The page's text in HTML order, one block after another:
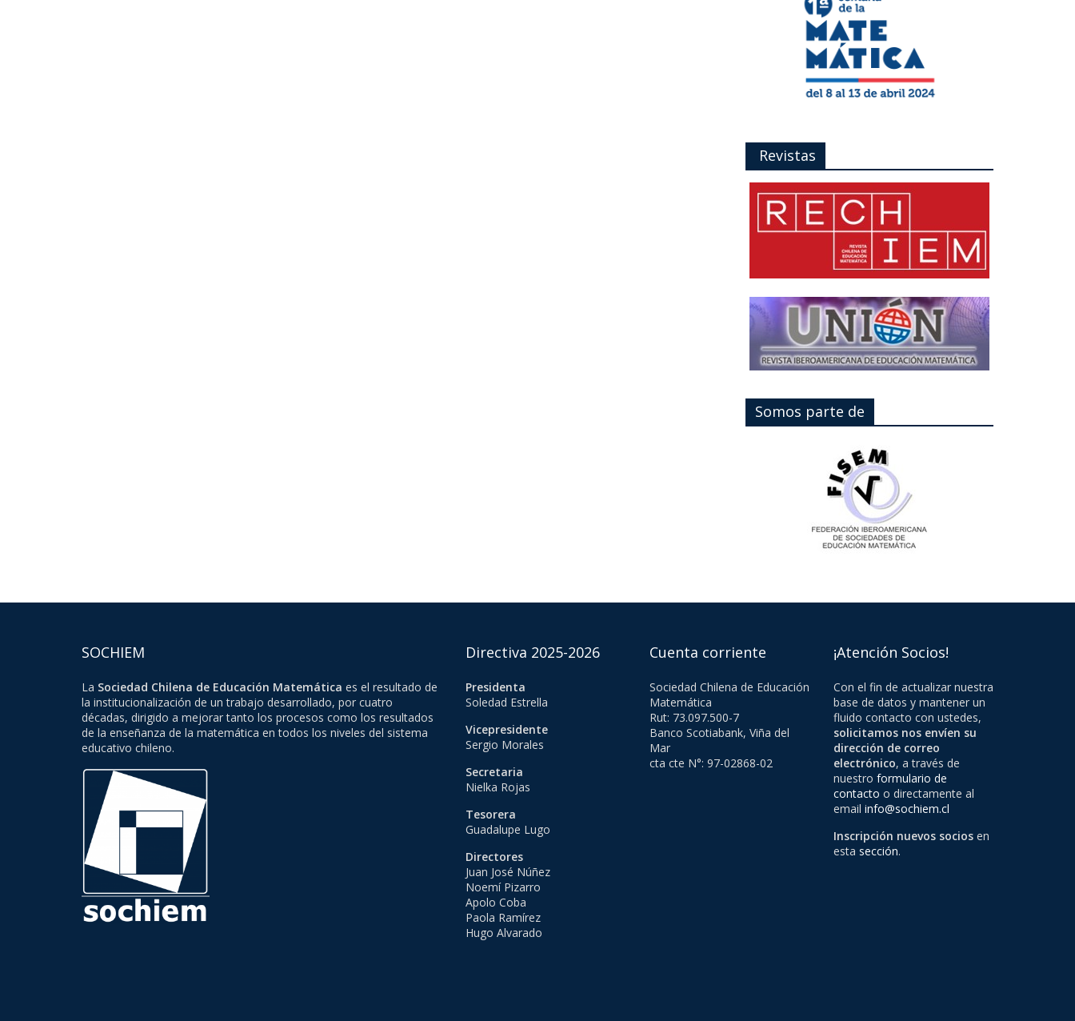
Revistas
Somos parte de
SOCHIEM
La Sociedad Chilena de Educación Matemática es el resultado de
la institucionalización de un trabajo desarrollado, por cuatro
décadas, dirigido a mejorar tanto los procesos como los resultados
de la enseñanza de la matemática en todos los niveles del sistema
educativo chileno.
Directiva 2025-2026
Presidenta
Soledad Estrella
Vicepresidente
Sergio Morales
Secretaria
Nielka Rojas
Tesorera
Guadalupe Lugo
Directores
Juan José Núñez
Noemí Pizarro
Apolo Coba
Paola Ramírez
Hugo Alvarado
Cuenta corriente
Sociedad Chilena de Educación
Matemática
Rut: 73.097.500-7
Banco Scotiabank, Viña del
Mar
cta cte N°: 97-02868-02
¡Atención Socios!
Con el fin de actualizar nuestra
base de datos y mantener un
fluido contacto con ustedes,
solicitamos nos envíen su
dirección de correo
electrónico, a través de
nuestro formulario de
contacto o directamente al
email info@sochiem.cl
Inscripción nuevos socios en
esta sección.